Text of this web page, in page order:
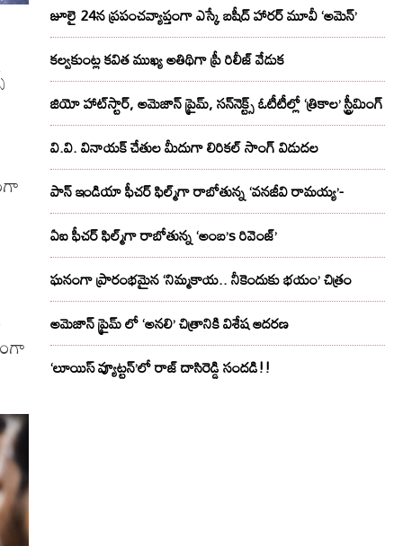
జూలై 24న ప్రపంచవ్యాప్తంగా ఎస్కే బషీద్‌ హారర్ మూవీ ‘అమెన్’
కల్వకుంట్ల కవిత ముఖ్య అతిథిగా ప్రీ రిలీజ్ వేడుక
జియో హాట్‌స్టార్, అమెజాన్ ప్రైమ్, సన్‌నెక్ట్స్ ఓటీటీల్లో ‘త్రికాల’ స్ట్రీమింగ్
వి.వి. వినాయక్ చేతుల మీదుగా లిరికల్ సాంగ్ విడుదల
పాన్ ఇండియా ఫీచర్ ఫిల్మ్‌గా రాబోతున్న ‘వనజీవి రామయ్య’-
ఏఐ ఫీచర్ ఫిల్మ్‌గా రాబోతున్న ‘అంబ’s రివెంజ్’
ఘనంగా ప్రారంభమైన ‘నిమ్మకాయ.. నీకెందుకు భయం’ చిత్రం
అమెజాన్ ప్రైమ్ లో ‘అనలి’ చిత్రానికి విశేష ఆదరణ
‘లూయిస్ వ్యూట్టన్’లో రాజ్ దాసిరెడ్డి సందడి!!